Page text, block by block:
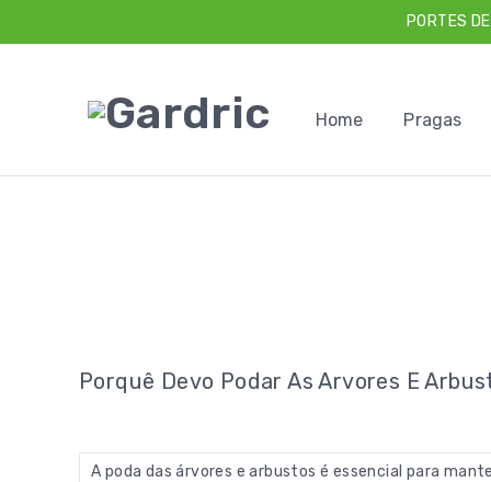
PORTES
Home Pragas
Porquê Devo Podar As Arvores E
A poda das árvores e arbustos é essencial para